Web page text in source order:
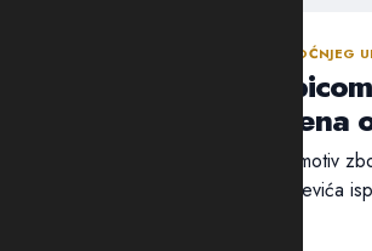
NASTAVLJENA ISTRAGA NAKON SINOĆNJEG
Policija traga za ubicom
Mrvaljevića, naložena
Ni nakon 18 sati nije utvrđen ni motiv
ubica, navodno, u potiljak Mrvaljevića